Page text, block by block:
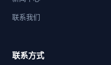
联系我们
联系方式